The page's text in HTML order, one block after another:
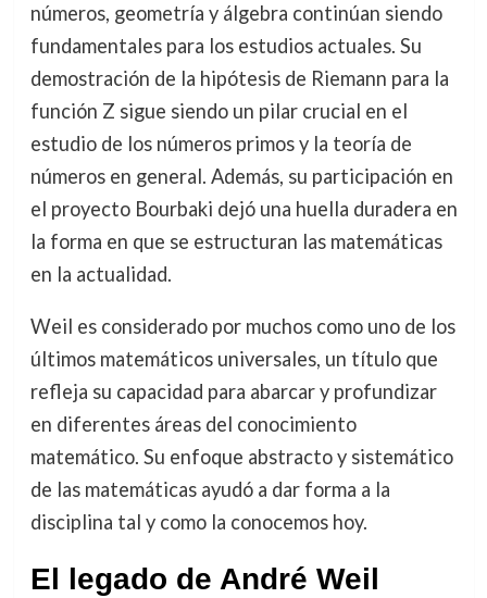
números, geometría y álgebra continúan siendo
fundamentales para los estudios actuales. Su
demostración de la hipótesis de Riemann para la
función Z sigue siendo un pilar crucial en el
estudio de los números primos y la teoría de
números en general. Además, su participación en
el proyecto Bourbaki dejó una huella duradera en
la forma en que se estructuran las matemáticas
en la actualidad.
Weil es considerado por muchos como uno de los
últimos matemáticos universales, un título que
refleja su capacidad para abarcar y profundizar
en diferentes áreas del conocimiento
matemático. Su enfoque abstracto y sistemático
de las matemáticas ayudó a dar forma a la
disciplina tal y como la conocemos hoy.
El legado de André Weil